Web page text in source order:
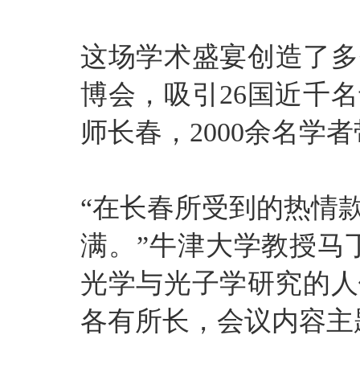
这场学术盛宴创造了
博会，吸引26国近千
师长春，2000余名学
“在长春所受到的热情
满。”牛津大学教授马
光学与光子学研究的
各有所长，会议内容